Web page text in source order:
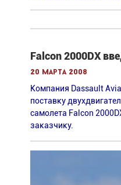
Falcon 2000DX
20 марта 2008
Компания Dassault
поставку
самолета Falcon
заказчику.